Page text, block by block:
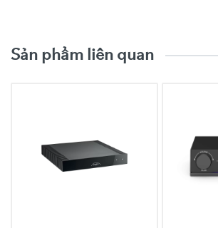
Sản phẩm liên quan